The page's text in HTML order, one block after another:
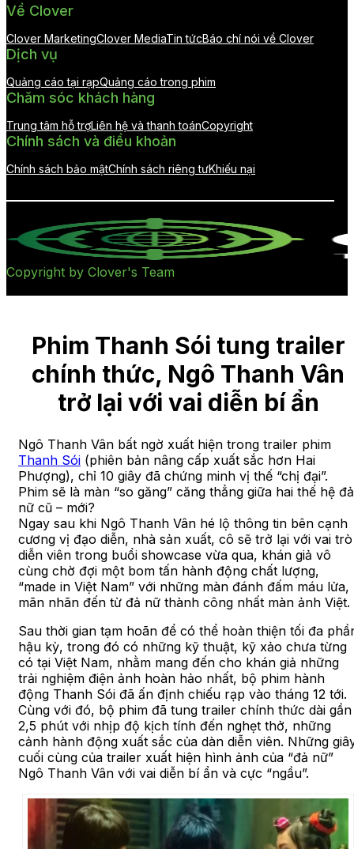
Về Clover
Clover MarketingClover MediaTin tứcBáo chí nói về Clover
Dịch vụ
Quảng cáo tại rạpQuảng cáo trong phim
Chăm sóc khách hàng
Trung tâm hỗ trợLiên hệ và thanh toánCopyright
Chính sách và điều khoản
Chính sách bảo mậtChính sách riêng tưKhiếu nại
Copyright by Clover's Team
Phim Thanh Sói tung trailer
chính thức, Ngô Thanh Vân
trở lại với vai diễn bí ẩn
Ngô Thanh Vân bất ngờ xuất hiện trong trailer phim
Thanh Sói (phiên bản nâng cấp xuất sắc hơn Hai
Phượng), chỉ 10 giây đã chứng minh vị thế “chị đại”.
Phim sẽ là màn “so găng” căng thẳng giữa hai thế hệ đả
nữ cũ – mới?
Ngay sau khi Ngô Thanh Vân hé lộ thông tin bên cạnh
cương vị đạo diễn, nhà sản xuất, cô sẽ trở lại với vai trò
diễn viên trong buổi showcase vừa qua, khán giả vô
cùng chờ đợi một bom tấn hành động chất lượng,
“made in Việt Nam” với những màn đánh đấm máu lửa,
mãn nhãn đến từ đả nữ thành công nhất màn ảnh Việt.
Sau thời gian tạm hoãn để có thể hoàn thiện tối đa
hậu kỳ, trong đó có những kỹ thuật, kỹ xảo chưa từng
có tại Việt Nam, nhằm mang đến cho khán giả những
trải nghiệm điện ảnh hoàn hảo nhất, bộ phim hành
động Thanh Sói đã ấn định chiếu rạp vào tháng 12 tới.
Cùng với đó, bộ phim đã tung trailer chính thức dài gần
2,5 phút với nhịp độ kịch tính đến nghẹt thở, những
cảnh hành động xuất sắc của dàn diễn viên. Những
cuối cùng của trailer xuất hiện hình ảnh của “đả nữ”
Ngô Thanh Vân với vai diễn bí ẩn và cực “ngầu”.